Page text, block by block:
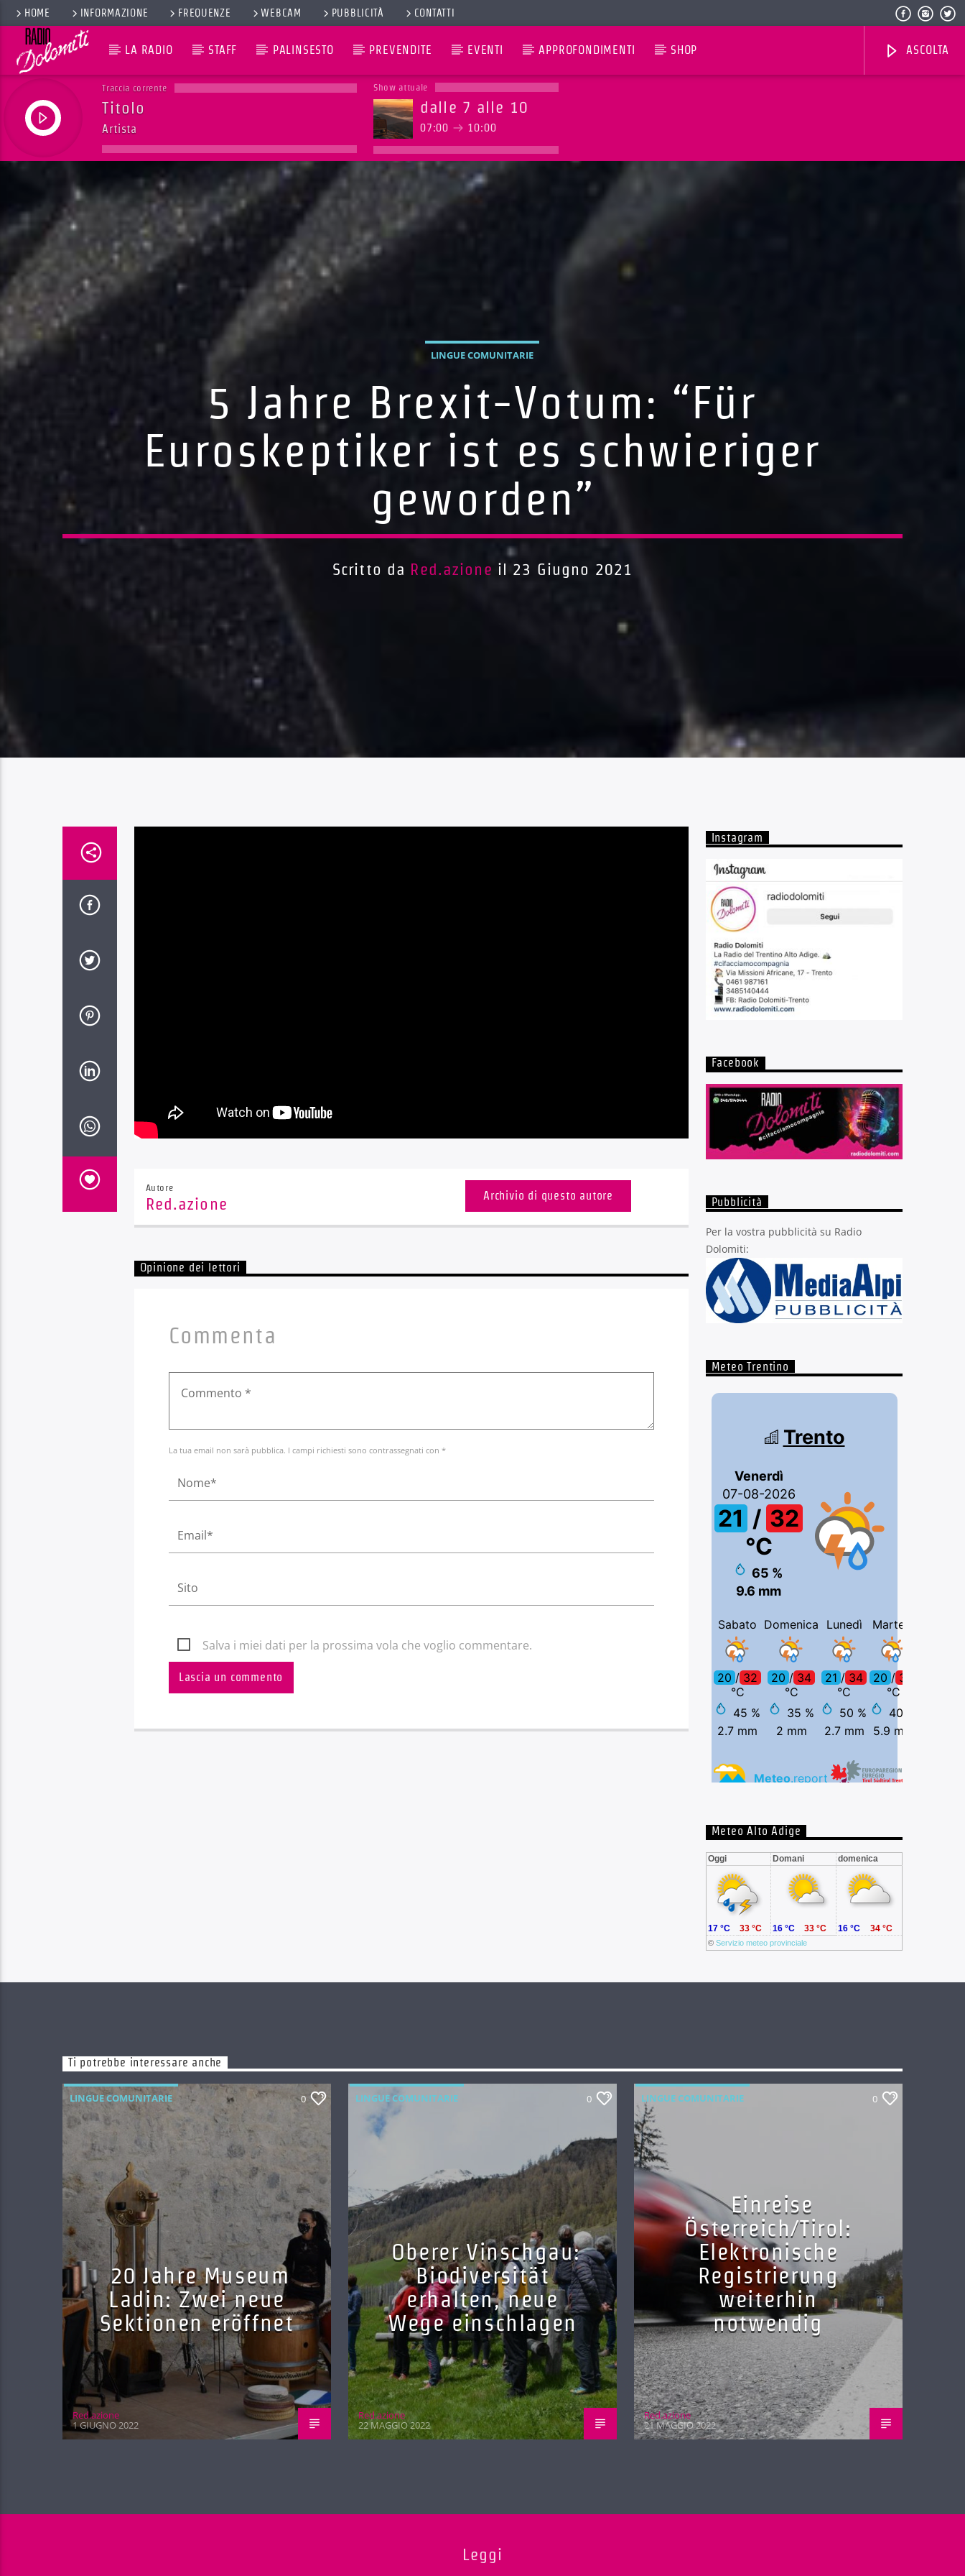
HOME INFORMAZIONE FREQUENZE WEBCAM PUBBLICITÀ CONTATTI
LA RADIO STAFF PALINSESTO PREVENDITE EVENTI APPROFONDIMENTI SHOP ASCOLTA
Traccia corrente
Titolo
Artista
Show attuale
dalle 7 alle 10
07:00 10:00
LINGUE COMUNITARIE
5 Jahre Brexit-Votum: “Für
Euroskeptiker ist es schwieriger
geworden”
Scritto da Red.azione il 23 Giugno 2021
Autore
Red.azione
Archivio di questo autore
Opinione dei lettori
Commenta
La tua email non sarà pubblica. I campi richiesti sono contrassegnati con *
Salva i miei dati per la prossima vola che voglio commentare.
Instagram
Facebook
Pubblicità
Per la vostra pubblicità su Radio
Dolomiti:
Meteo Trentino
Meteo Alto Adige
Oggi Domani domenica
© Servizio meteo provinciale
17 °C 33 °C 16 °C 33 °C 16 °C 34 °C
Ti potrebbe interessare anche
LINGUE COMUNITARIE 0
20 Jahre Museum
Ladin: Zwei neue
Sektionen eröffnet
Red.azione
1 GIUGNO 2022
LINGUE COMUNITARIE 0
Oberer Vinschgau:
Biodiversität
erhalten, neue
Wege einschlagen
Red.azione
22 MAGGIO 2022
LINGUE COMUNITARIE 0
Einreise
Österreich/Tirol:
Elektronische
Registrierung
weiterhin
notwendig
Red.azione
21 MAGGIO 2022
Leggi